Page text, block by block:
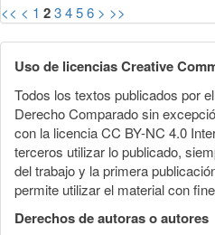
<< < 1 23456 > >>
Uso de licencias Creative
Todos los textos publicados por
Derecho Comparado sin
con la licencia CC BY-NC 4.0
terceros utilizar lo publicado,
del trabajo y la primera
permite utilizar el material con
Derechos de autoras o autores